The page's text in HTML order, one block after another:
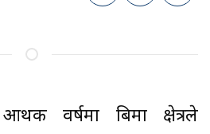
वर्षमा बिमा क्षेत्रले